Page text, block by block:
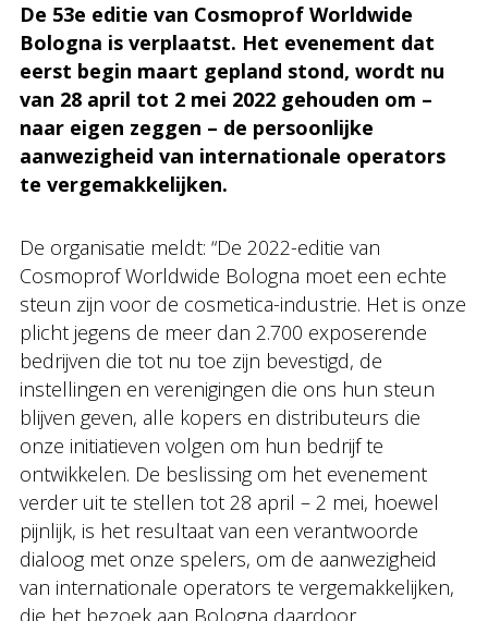
De 53e editie van Cosmoprof Worldwide
Bologna is verplaatst. Het evenement dat
eerst begin maart gepland stond, wordt nu
van 28 april tot 2 mei 2022 gehouden om –
naar eigen zeggen – de persoonlijke
aanwezigheid van internationale operators
te vergemakkelijken.
De organisatie meldt: “De 2022-editie van
Cosmoprof Worldwide Bologna moet een echte
steun zijn voor de cosmetica-industrie. Het is onze
plicht jegens de meer dan 2.700 exposerende
bedrijven die tot nu toe zijn bevestigd, de
instellingen en verenigingen die ons hun steun
blijven geven, alle kopers en distributeurs die
onze initiatieven volgen om hun bedrijf te
ontwikkelen. De beslissing om het evenement
verder uit te stellen tot 28 april – 2 mei, hoewel
pijnlijk, is het resultaat van een verantwoorde
dialoog met onze spelers, om de aanwezigheid
van internationale operators te vergemakkelijken,
die het bezoek aan Bologna daardoor